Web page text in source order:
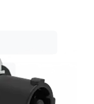
mehr erfahren